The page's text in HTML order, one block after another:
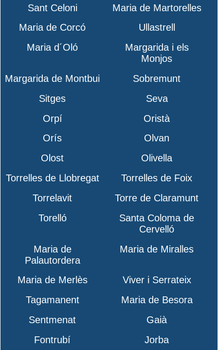
Sant Celoni
Maria de Martorelles
Maria de Corcó
Ullastrell
Maria d´Oló
Margarida i els
Monjos
Margarida de Montbui
Sobremunt
Sitges
Seva
Orpí
Oristà
Orís
Olvan
Olost
Olivella
Torrelles de Llobregat
Torrelles de Foix
Torrelavit
Torre de Claramunt
Torelló
Santa Coloma de
Cervelló
Maria de
Palautordera
Maria de Miralles
Maria de Merlès
Viver i Serrateix
Tagamanent
Maria de Besora
Sentmenat
Gaià
Fontrubí
Jorba